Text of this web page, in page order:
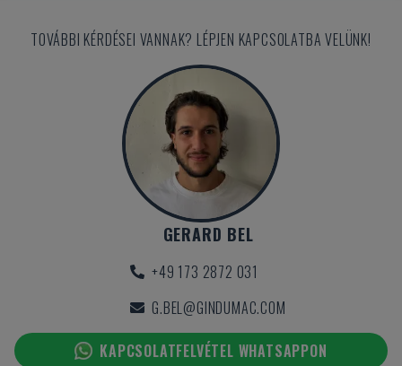
TOVÁBBI KÉRDÉSEI VANNAK? LÉPJEN KAPCSOLATBA VELÜNK!
GERARD BEL
+49 173 2872 031
G.BEL@GINDUMAC.COM
KAPCSOLATFELVÉTEL WHATSAPPON